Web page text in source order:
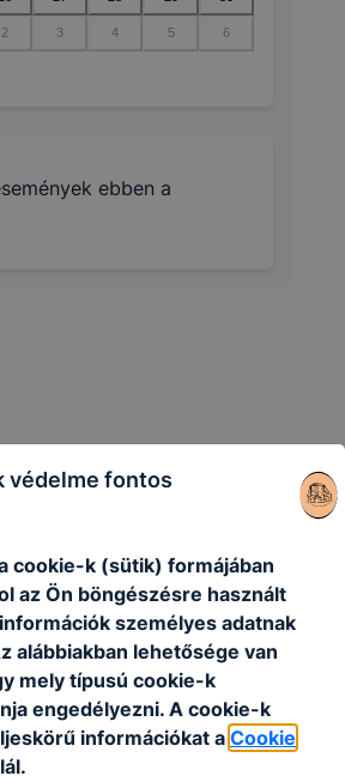
2 3 4 5 6
ebben a
a
tanulók
eseteinek
és
védelme fontos
cookie-k (sütik) formájában
az Ön böngészésre használt
személyes adatnak
alábbiakban lehetősége van
mely típusú cookie-k
engedélyezni. A cookie-k
információkat aCookie